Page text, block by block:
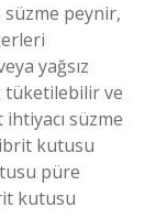
peynir,
yağsız
ve
süzme
kutusu
püre
kutusu